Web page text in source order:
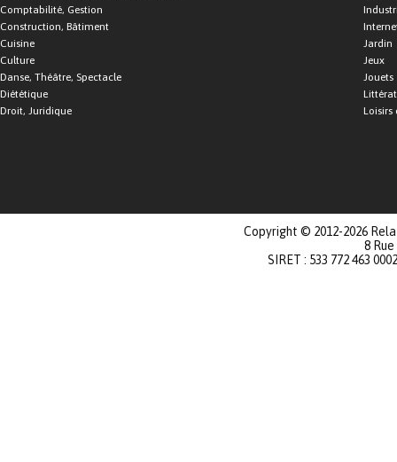
Comptabilité, Gestion
Construction, Bâtiment
Cuisine
Culture
Danse, Théâtre, Spectacle
Diététique
Droit, Juridique
Jardin
Jeux
Jouets
Loisirs
Copyright © 2012-2026
8
SIRET : 533 772 463